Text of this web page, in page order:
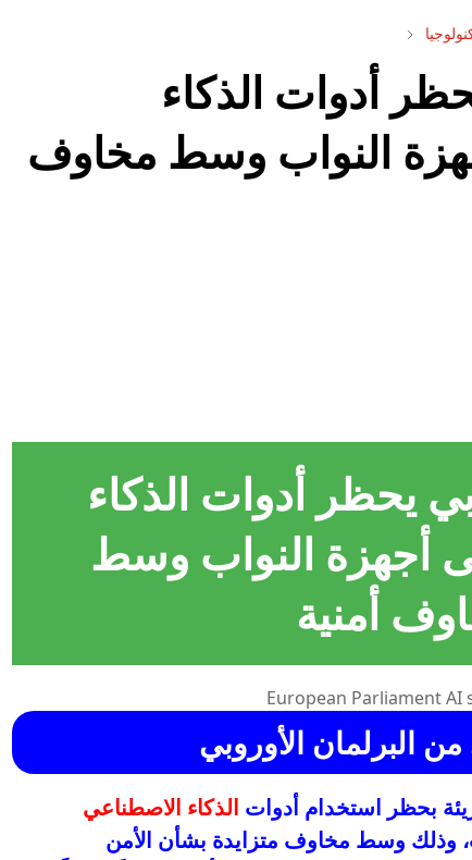
أدوات الذكاء
النواب وسط مخاوف
يحظر أدوات الذكاء
أجهزة النواب وسط
أمنية
البرلمان الأوروبي
بحظر استخدام أدوات الذكاء الاصطناعي
وذلك وسط مخاوف متزايدة بشأن الأمن